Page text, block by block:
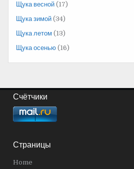
Щука весной (17)
Щука зимой (34)
Щука летом (13)
Щука осенью (16)
Счётчики
Страницы
Home